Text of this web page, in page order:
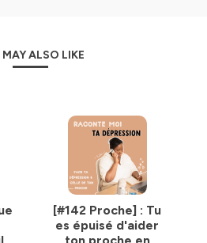
ALSO LIKE
[#142 Proche] : Tu
es épuisé d'aider